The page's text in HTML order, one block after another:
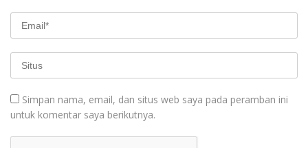
Simpan nama, email, dan situs web saya pada peramban ini
untuk komentar saya berikutnya.